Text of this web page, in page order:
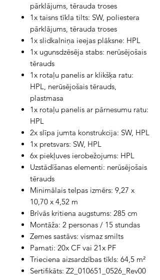
pārklājums, tērauda troses
1x taisns tīkla tilts: SW, poliestera
pārklājums, tērauda troses
1x slidkalniņa ieejas plāksne: HPL
1x ugunsdzēsēja stabs: nerūsējošais
tērauds
1x rotaļu panelis ar klikšķa ratu:
HPL, nerūsējošais tērauds,
plastmasa
1x rotaļu panelis ar pārnesumu ratu:
HPL
2x slīpa jumta konstrukcija: SW, HPL
1x pretsvars: SW, HPL
6x piekļuves ierobežojums: HPL
Uzstādīšanas elementi: nerūsējošais
tērauds
Minimālais telpas izmērs: 9,27 x
10,70 x 4,52 m
Brīvās kritiena augstums: 285 cm
Montāža: 2 personas / 15 stundas
Zemes sastāvs: vismaz smilts
Pamati: 20x CF vai 21x PF
Trieciena aizsardzības tīkls: 64,5 m²
Sertifikāts: Z2_010651_0526_Rev00